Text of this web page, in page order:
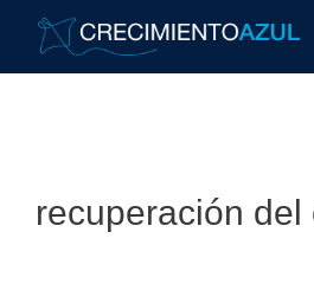
recuperación del